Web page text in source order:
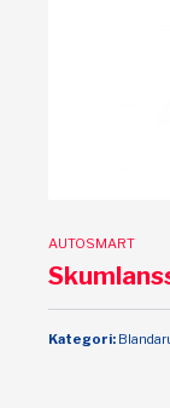
AUTOSMART
Kategori: